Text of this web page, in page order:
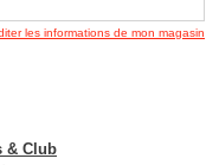
les informations de mon magasin
& Club